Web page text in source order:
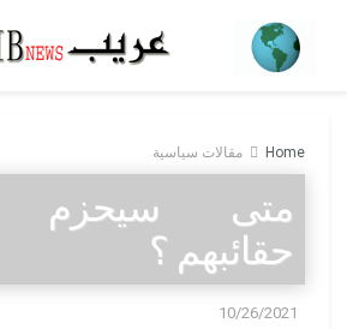
Home مقالات سياسية
متى سيحزم
حقائبهم ؟
10/26/2021